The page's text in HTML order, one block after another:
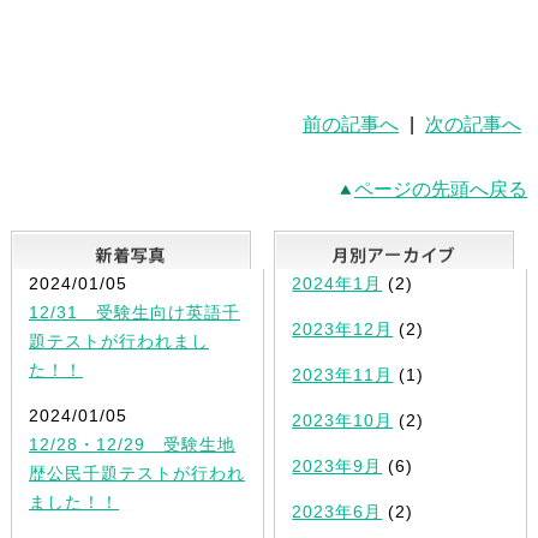
前の記事へ 次の記事へ
ページの先頭へ戻る
新着写真
2024/01/05
12/31 受験生向け英語千
題テストが行われまし
た！！
2024/01/05
12/28・12/29 受験生地
歴公民千題テストが行われ
ました！！
2024年1月 (2)
2023年12月 (2)
2023年11月 (1)
2023年10月 (2)
2023年9月 (6)
2023年6月 (2)